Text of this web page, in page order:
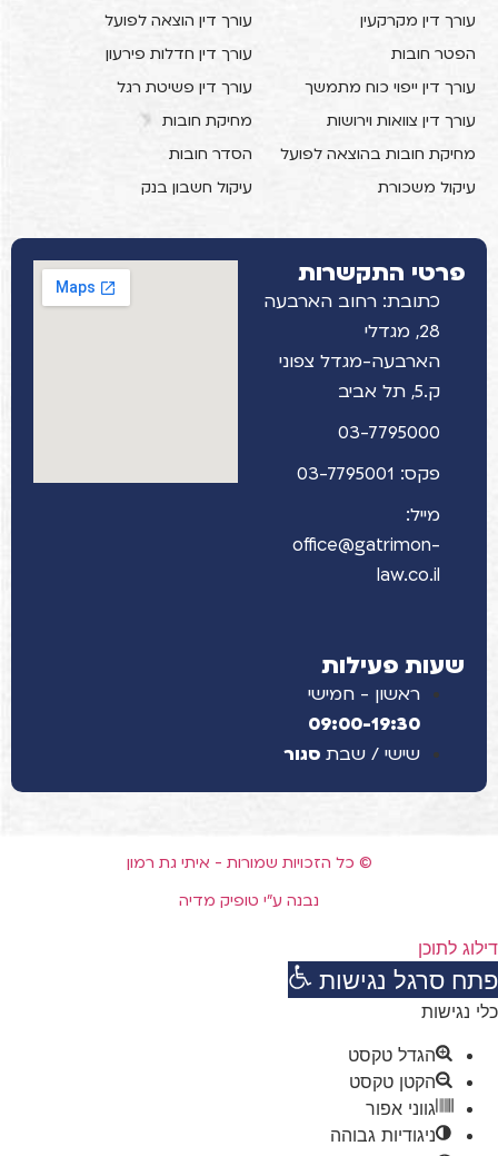
עורך דין מקרקעין
עורך דין הוצאה לפועל
הפטר חובות
עורך דין חדלות פירעון
עורך דין ייפוי כוח מתמשך
עורך דין פשיטת רגל
עורך דין צוואות וירושות
מחיקת חובות
מחיקת חובות בהוצאה לפועל
הסדר חובות
עיקול משכורת
עיקול חשבון בנק
פרטי התקשרות
כתובת: רחוב הארבעה
28, מגדלי
הארבעה-מגדל צפוני
ק.5, תל אביב
03-7795000
פקס: 03-7795001
מייל:
office@gatrimon-
law.co.il
שעות פעילות
ראשון - חמישי
09:00-19:30
שישי / שבת סגור
© כל הזכויות שמורות - איתי גת רמון
נבנה ע"י טופיק מדיה
דילוג לתוכן
פתח סרגל נגישות
כלי נגישות
הגדל טקסט
הקטן טקסט
גווני אפור
ניגודיות גבוהה